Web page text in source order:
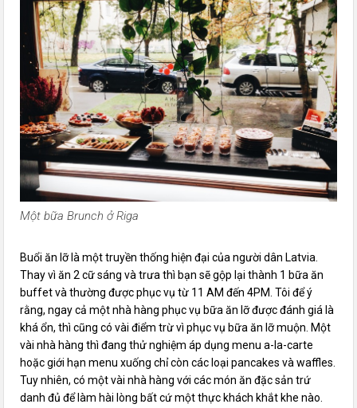
Một bữa Brunch ở Riga
Buổi ăn lỡ là một truyền thống hiện đại của người dân Latvia.
Thay vì ăn 2 cữ sáng và trưa thì bạn sẽ gộp lại thành 1 bữa ăn
buffet và thường được phục vụ từ 11 AM đến 4PM. Tôi để ý
rằng, ngay cả một nhà hàng phục vụ bữa ăn lỡ được đánh giá là
khá ổn, thì cũng có vài điểm trừ vì phục vụ bữa ăn lỡ muộn. Một
vài nhà hàng thì đang thử nghiệm áp dụng menu a-la-carte
hoặc giới hạn menu xuống chỉ còn các loại pancakes và waffles.
Tuy nhiên, có một vài nhà hàng với các món ăn đặc sản trứ
danh đủ để làm hài lòng bất cứ một thực khách khắt khe nào.